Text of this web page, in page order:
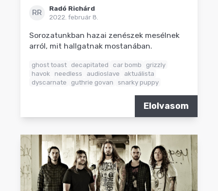
RR
Radó Richárd
2022. február 8.
Sorozatunkban hazai zenészek mesélnek
arról, mit hallgatnak mostanában.
ghost toast decapitated car bomb
grizzly
havok needless audioslave
aktuálista
dyscarnate
guthrie govan snarky puppy
Elolvasom